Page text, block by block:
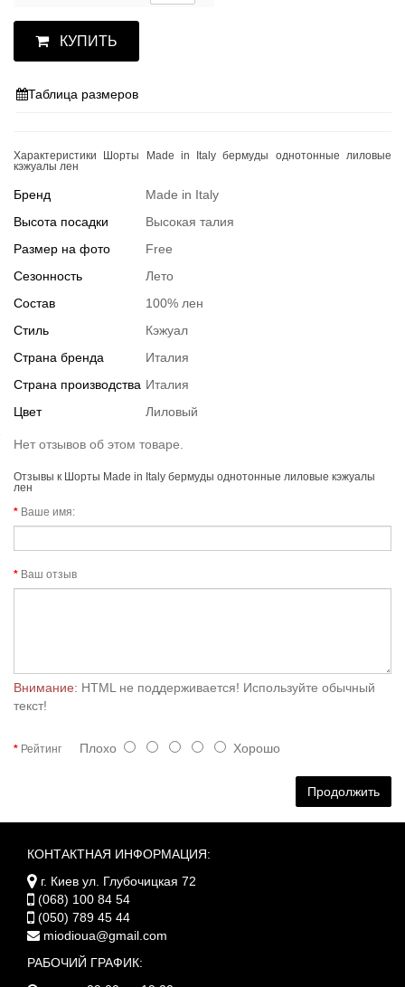
КУПИТЬ
Таблица размеров
Характеристики Шорты Made in Italy бермуды однотонные лиловые
кэжуалы лен
Бренд
Made in Italy
Высота посадки
Высокая талия
Размер на фото
Free
Сезонность
Лето
Состав
100% лен
Стиль
Кэжуал
Страна бренда
Италия
Страна производства Италия
Цвет
Лиловый
Нет отзывов об этом товаре.
Отзывы к Шорты Made in Italy бермуды однотонные лиловые кэжуалы
лен
Ваше имя:
Ваш отзыв
Внимание: HTML не поддерживается! Используйте обычный
текст!
Рейтинг Плохо Хорошо
Продолжить
КОНТАКТНАЯ ИНФОРМАЦИЯ:
г. Киев ул. Глубочицкая 72
(068) 100 84 54
(050) 789 45 44
miodioua@gmail.com
РАБОЧИЙ ГРАФИК: